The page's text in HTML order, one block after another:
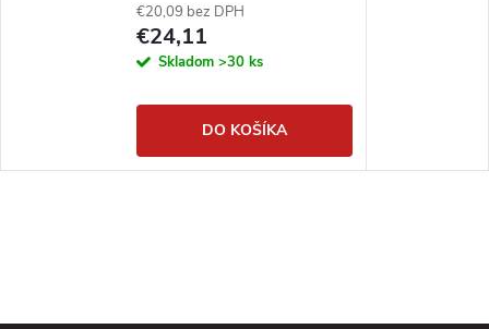
€20,09 bez DPH
€24,11
Skladom >30 ks
DO KOŠÍKA